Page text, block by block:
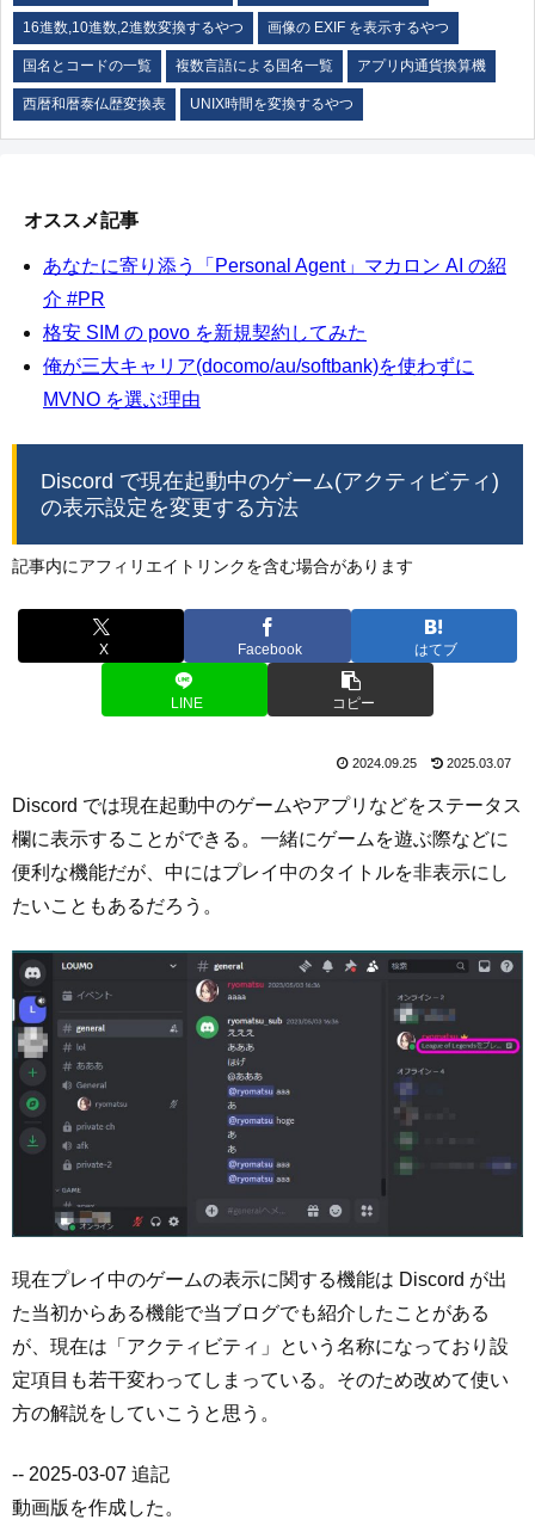
16進数,10進数,2進数変換するやつ 画像の EXIF を表示するやつ
国名とコードの一覧 複数言語による国名一覧 アプリ内通貨換算機
西暦和暦泰仏歴変換表 UNIX時間を変換するやつ
オススメ記事
あなたに寄り添う「Personal Agent」マカロン AI の紹
介 #PR
格安 SIM の povo を新規契約してみた
俺が三大キャリア(docomo/au/softbank)を使わずに
MVNO を選ぶ理由
Discord で現在起動中のゲーム(アクティビティ)
の表示設定を変更する方法
記事内にアフィリエイトリンクを含む場合があります
X Facebook はてブ
LINE コピー
2024.09.25 2025.03.07
Discord では現在起動中のゲームやアプリなどをステータス
欄に表示することができる。一緒にゲームを遊ぶ際などに
便利な機能だが、中にはプレイ中のタイトルを非表示にし
たいこともあるだろう。
現在プレイ中のゲームの表示に関する機能は Discord が出
た当初からある機能で当ブログでも紹介したことがある
が、現在は「アクティビティ」という名称になっており設
定項目も若干変わってしまっている。そのため改めて使い
方の解説をしていこうと思う。
-- 2025-03-07 追記
動画版を作成した。